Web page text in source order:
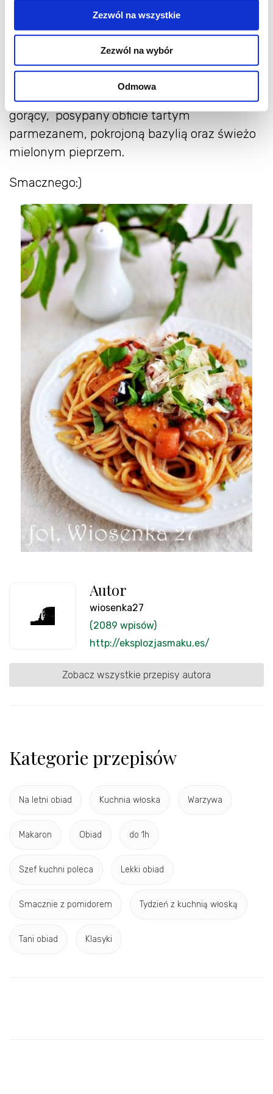
Zezwól na wszystkie
Zezwól na wybór
Odmowa
chwilę, dodać czosnek, przemieszać. Dodać
pomidory, sól i pieprz, można wlać trochę
bakłażana. Gdy sos zgęstnieje a bakłażan jest
makaron. Wymieszać. Podawać makaron
gorący, posypany obficie tartym
parmezanem, pokrojoną bazylią oraz świeżo
mielonym pieprzem.
Smacznego:)
Autor
wiosenka27
(2089 wpisów)
http://eksplozjasmaku.es/
Zobacz wszystkie przepisy autora
Kategorie przepisów
Na letni obiad Kuchnia włoska Warzywa
Makaron Obiad do 1h
Szef kuchni poleca Lekki obiad
Smacznie z pomidorem Tydzień z kuchnią włoską
Tani obiad Klasyki